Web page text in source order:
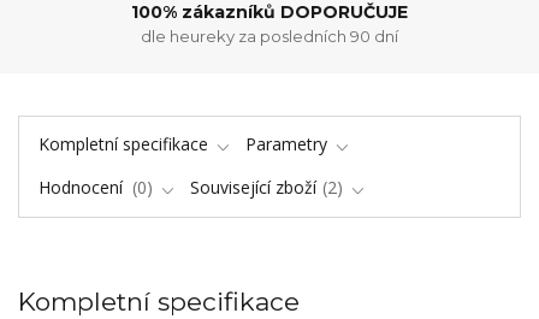
100% zákazníků DOPORUČUJE
dle heureky za posledních 90 dní
Kompletní specifikace
Parametry
Hodnocení
0 Související zboží 2
Kompletní specifikace